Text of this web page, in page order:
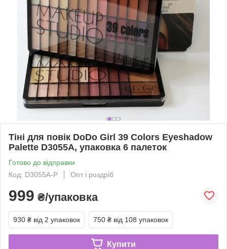
Тіні для повік DoDo Girl 39 Colors Eyeshadow
Palette D3055A, упаковка 6 палеток
Готово до відправки
Код: D3055A-P
Опт і роздріб
999 ₴/упаковка
930 ₴ від 2 упаковок 750 ₴ від 108 упаковок
Купити